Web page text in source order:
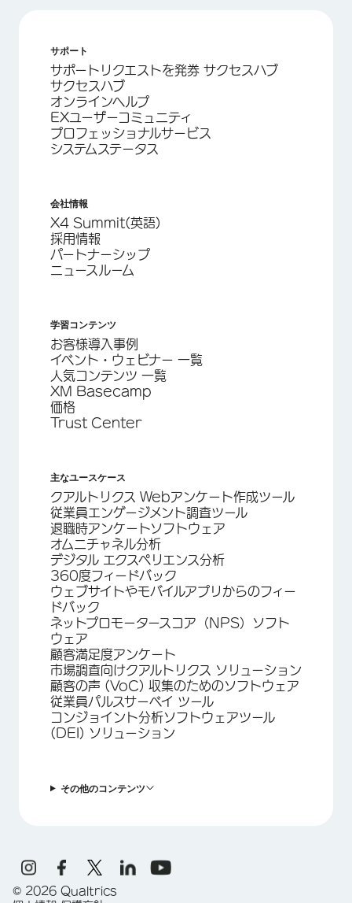
サポート
サポートリクエストを発券 サクセスハブ
サクセスハブ
オンラインヘルプ
EXユーザーコミュニティ
プロフェッショナルサービス
システムステータス
会社情報
X4 Summit(英語)
採用情報
パートナーシップ
ニュースルーム
学習コンテンツ
お客様導入事例
イベント・ウェビナー 一覧
人気コンテンツ 一覧
XM Basecamp
価格
Trust Center
主なユースケース
クアルトリクス Webアンケート作成ツール
従業員エンゲージメント調査ツール
退職時アンケートソフトウェア
オムニチャネル分析
デジタル エクスペリエンス分析
360度フィードバック
ウェブサイトやモバイルアプリからのフィー
ドバック
ネットプロモータースコア（NPS）ソフト
ウェア
顧客満足度アンケート
市場調査向けクアルトリクス ソリューション
顧客の声 (VoC) 収集のためのソフトウェア
従業員パルスサーベイ ツール
コンジョイント分析ソフトウェアツール
(DEI) ソリューション
その他のコンテンツ
© 2026 Qualtrics